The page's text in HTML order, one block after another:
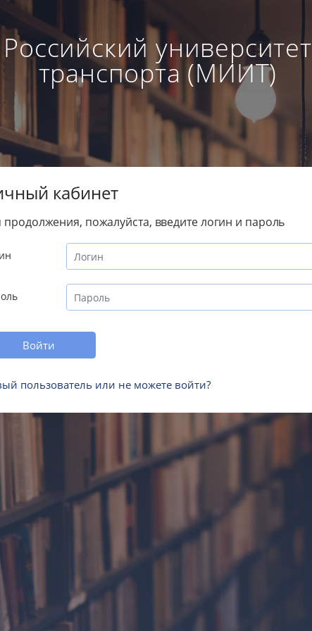
Российский университет
транспорта (МИИТ)
кабинет
продолжения, пожалуйста, введите логин и пароль
Войти
пользователь или не можете войти?